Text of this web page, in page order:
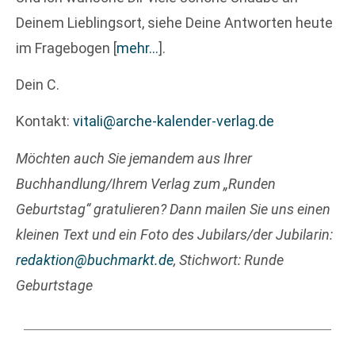
Deinem Lieblingsort, siehe Deine Antworten heute
im Fragebogen [mehr…].
Dein C.
Kontakt: vitali@arche-kalender-verlag.de
Möchten auch Sie jemandem aus Ihrer
Buchhandlung/Ihrem Verlag zum „Runden
Geburtstag“ gratulieren? Dann mailen Sie uns einen
kleinen Text und ein Foto des Jubilars/der Jubilarin:
redaktion@buchmarkt.de, Stichwort: Runde
Geburtstage